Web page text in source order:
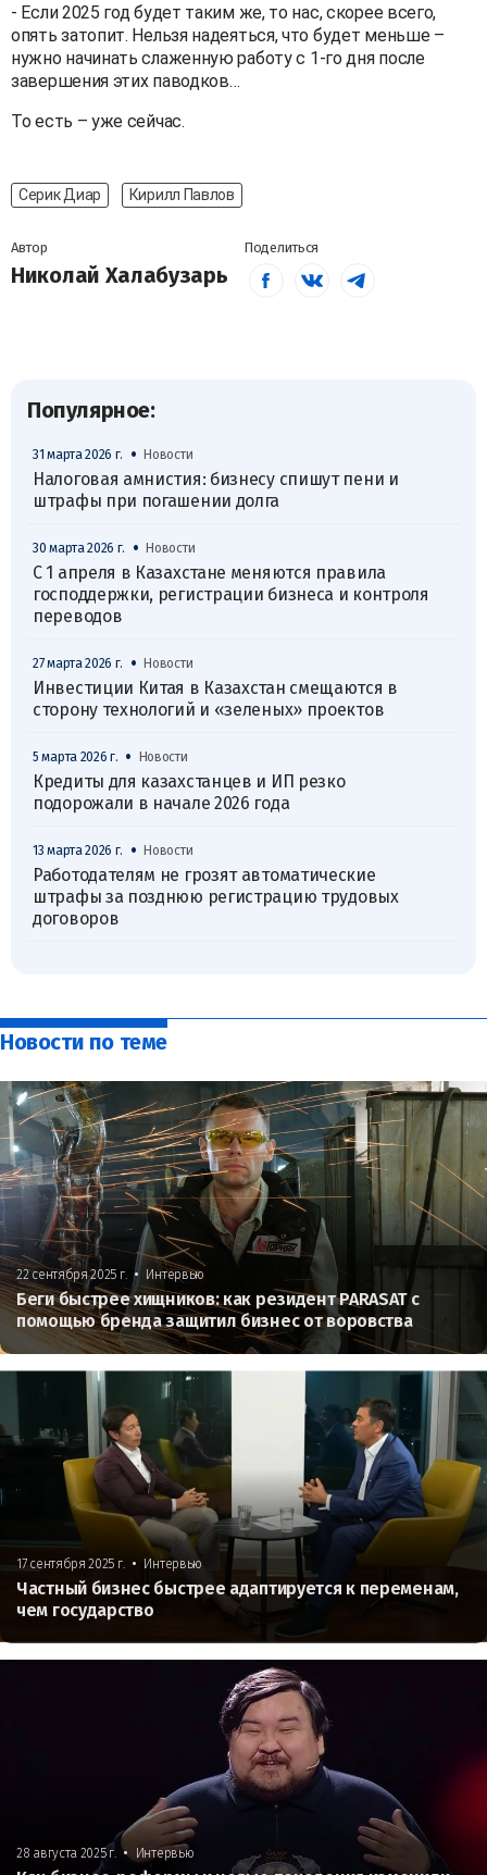
- Если 2025 год будет таким же, то нас, скорее всего,
опять затопит. Нельзя надеяться, что будет меньше –
нужно начинать слаженную работу с 1-го дня после
завершения этих паводков…
То есть – уже сейчас.
Серик Диар Кирилл Павлов
Автор
Николай Халабузарь
Поделиться
Популярное:
31 марта 2026 г. • Новости
Налоговая амнистия: бизнесу спишут пени и
штрафы при погашении долга
30 марта 2026 г. • Новости
С 1 апреля в Казахстане меняются правила
господдержки, регистрации бизнеса и контроля
переводов
27 марта 2026 г. • Новости
Инвестиции Китая в Казахстан смещаются в
сторону технологий и «зеленых» проектов
5 марта 2026 г. • Новости
Кредиты для казахстанцев и ИП резко
подорожали в начале 2026 года
13 марта 2026 г. • Новости
Работодателям не грозят автоматические
штрафы за позднюю регистрацию трудовых
договоров
Новости по теме
22 сентября 2025 г. • Интервью
Беги быстрее хищников: как резидент PARASAT с
помощью бренда защитил бизнес от воровства
17 сентября 2025 г. • Интервью
Частный бизнес быстрее адаптируется к переменам,
чем государство
28 августа 2025 г. • Интервью